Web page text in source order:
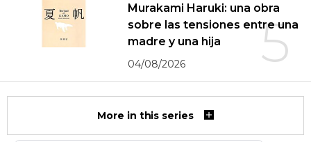
5
Murakami Haruki: una obra
sobre las tensiones entre una
madre y una hija
04/08/2026
More in this series